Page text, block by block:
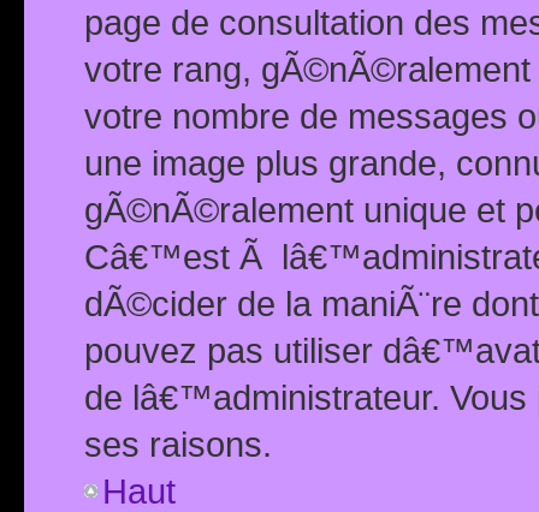
page de consultation des
votre rang,
votre nombre de messages
une image plus grande,
gÃ©nÃ©ralement unique et
Câ€™est Ã
dÃ©cider de la maniÃ¨re
pouvez pas utiliser
de lâ€™administrateur.
ses raisons.
Haut